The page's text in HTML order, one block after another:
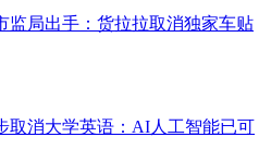
监局出手：货拉拉取消独家车贴